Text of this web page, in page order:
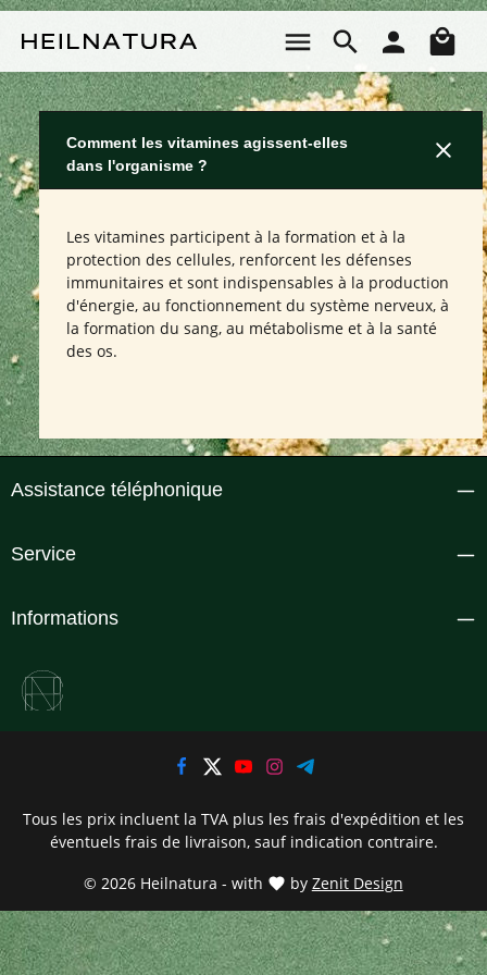
Comment les vitamines agissent-elles
dans l'organisme ?
Les vitamines participent à la formation et à la
protection des cellules, renforcent les défenses
immunitaires et sont indispensables à la production
d'énergie, au fonctionnement du système nerveux, à
la formation du sang, au métabolisme et à la santé
des os.
Assistance téléphonique
Service
Informations
© 2026 Heilnatura - with by Zenit Design
Tous les prix incluent la TVA plus les frais d'expédition et les
éventuels frais de livraison, sauf indication contraire.